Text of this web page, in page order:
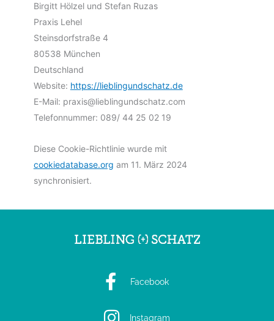
Birgitt Hölzel und Stefan Ruzas
Praxis Lehel
Steinsdorfstraße 4
80538 München
Deutschland
Website: https://lieblingundschatz.de
E-Mail: praxis@lieblingundschatz.com
Telefonnummer: 089/ 44 25 02 19
Diese Cookie-Richtlinie wurde mit
cookiedatabase.org am 11. März 2024
synchronisiert.
Facebook
Instagram